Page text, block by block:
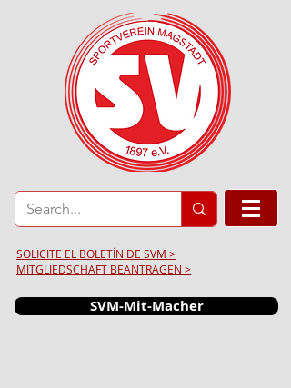
SOLICITE EL BOLETÍN DE SVM >
MITGLIEDSCHAFT BEANTRAGEN >
SVM-Mit-Macher